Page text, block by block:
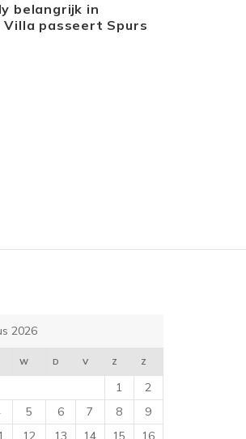
belangrijk in
passeert Spurs
2026
W D V Z Z
1
2
5 6 7 8
9
12 13 14 15 16